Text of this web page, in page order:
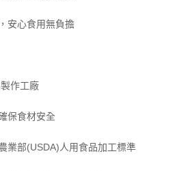
安心食用無負擔
作工廠
保食材安全
業部(USDA)人用食品加工標準